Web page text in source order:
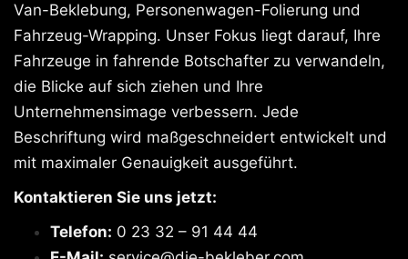
Van-Beklebung, Personenwagen-Folierung und
Fahrzeug-Wrapping. Unser Fokus liegt darauf, Ihre
Fahrzeuge in fahrende Botschafter zu verwandeln,
die Blicke auf sich ziehen und Ihre
Unternehmensimage verbessern. Jede
Beschriftung wird maßgeschneidert entwickelt und
mit maximaler Genauigkeit ausgeführt.
Kontaktieren Sie uns jetzt:
Telefon: 0 23 32 – 91 44 44